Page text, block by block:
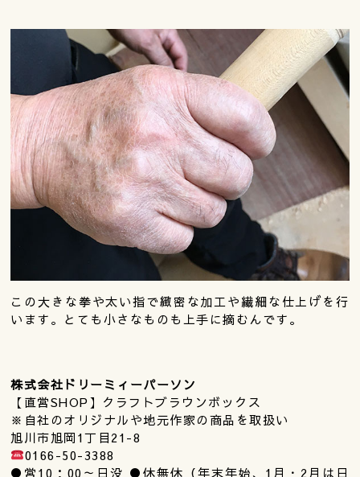
この大きな拳や太い指で緻密な加工や繊細な仕上げを行
います。とても小さなものも上手に摘むんです。
株式会社ドリーミィーパーソン
【直営SHOP】クラフトブラウンボックス
※自社のオリジナルや地元作家の商品を取扱い
旭川市旭岡1丁目21-8
0166-50-3388
●営10：00～日没 ●休無休（年末年始、1月・2月は日